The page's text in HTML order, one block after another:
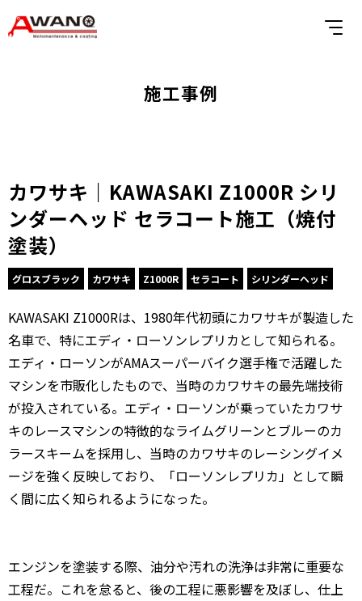
施工事例
カワサキ｜KAWASAKI Z1000R シリ
ンダーヘッド セラコート施工（焼付
塗装）
グロスブラック カワサキ Z1000R セラコート シリンダーヘッド
KAWASAKI Z1000Rは、1980年代初頭にカワサキが製造した
名車で、特にエディ・ローソンレプリカとして知られる。
エディ・ローソンがAMAスーパーバイク選手権で活躍した
マシンを市販化したもので、当時のカワサキの最先端技術
が投入されている。エディ・ローソンが乗っていたカワサ
キのレースマシンの特徴的なライムグリーンとブルーのカ
ラースキームを採用し、当時のカワサキのレーシングイメ
ージを強く反映しており、「ローソンレプリカ」として瞬
く間に広く知られるようになった。
エンジンを塗装する際、油分や汚れの洗浄は非常に重要な
工程だ。これを怠ると、後の工程に悪影響を及ぼし、仕上